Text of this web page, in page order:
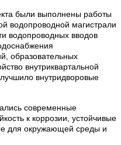
были выполнены работы
водопроводной магистрали
водопроводных вводов
образовательных
внутриквартальной
внутридворовые
современные
к коррозии, устойчивые
для окружающей среды и